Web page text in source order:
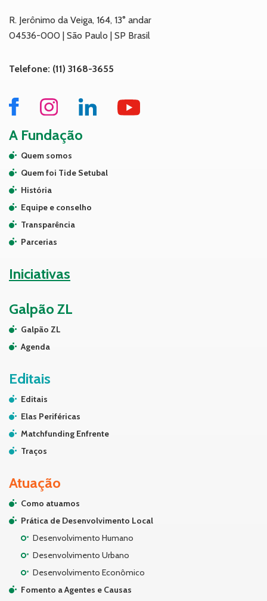
R. Jerônimo da Veiga, 164, 13° andar
04536-000 | São Paulo | SP Brasil
Telefone: (11) 3168-3655
A Fundação
Quem somos
Quem foi Tide Setubal
História
Equipe e conselho
Transparência
Parcerias
Iniciativas
Galpão ZL
Galpão ZL
Agenda
Editais
Editais
Elas Periféricas
Matchfunding Enfrente
Traços
Atuação
Como atuamos
Prática de Desenvolvimento Local
Desenvolvimento Humano
Desenvolvimento Urbano
Desenvolvimento Econômico
Fomento a Agentes e Causas